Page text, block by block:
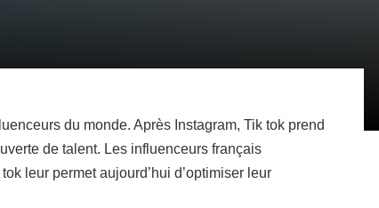
du monde. Après Instagram, Tik tok prend
de talent. Les influenceurs français
leur permet aujourd’hui d’optimiser leur